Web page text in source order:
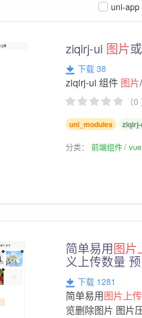
uni-app
ziqirj-ui 图片
下载 38
ziqirj-ui 组件 图片
（
uni_modules
分类：前端组件
简单易用图片
义上传数量
下载 1281
简单易用图片上传
览删除图片 图片